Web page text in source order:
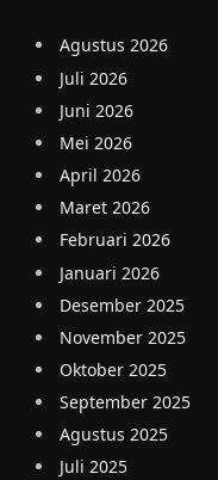
Agustus 2026
Juli 2026
Juni 2026
Mei 2026
April 2026
Maret 2026
Februari 2026
Januari 2026
Desember 2025
November 2025
Oktober 2025
September 2025
Agustus 2025
Juli 2025